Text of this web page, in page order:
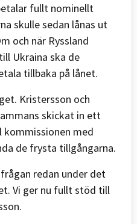
fullt nominellt
skulle sedan lånas ut
och när Ryssland
Ukraina ska de
tillbaka på lånet.
Kristersson och
skickat in ett
med
de frysta tillgångarna.
redan under det
Vi ger nu fullt stöd till